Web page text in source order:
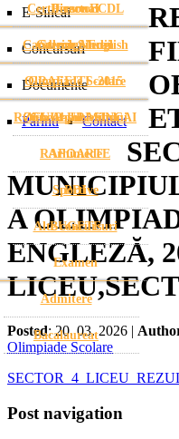
Directori
Stema Șincai
Personal
Certificare ECDL
Cambridge English
GRAFFITI -2015
Ziua Absolventului
E-Sincai
Galerie Media
Concursuri
Olimpiade Scolare
Gheorghe Mihoc
Arhimede
Sportive
Alte concursuri
Examen
Admitere
Bacalaureat
Documente
ROFUIP-URI SINCAI
RAPOARTE
PDI
BUGETE
Parinti Contact
A
ENGLEZĂ,
Posted: 20. 03. 2026 |
Olimpiade Scolare
Post navigation